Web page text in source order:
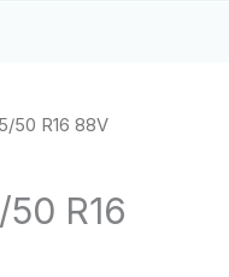
50 R16 88V
R16